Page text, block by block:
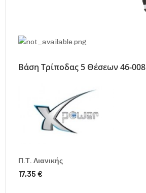
Βάση Τρίποδας 5 Θέσεων 46-008
Π.Τ. Λιανικής
17,35 €